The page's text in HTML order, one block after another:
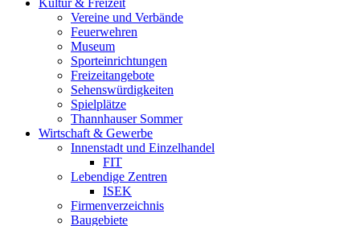
Kultur & Freizeit
Vereine und Verbände
Feuerwehren
Museum
Sporteinrichtungen
Freizeitangebote
Sehenswürdigkeiten
Spielplätze
Thannhauser Sommer
Wirtschaft & Gewerbe
Innenstadt und Einzelhandel
FIT
Lebendige Zentren
ISEK
Firmenverzeichnis
Baugebiete